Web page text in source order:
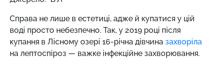
Справа не лише в естетиці, адже й купатися у цій
воді просто небезпечно. Так, у 2019 році після
купання в Лісному озері 16-річна дівчина захворіла
на лептоспіроз — важке інфекційне захворювання.